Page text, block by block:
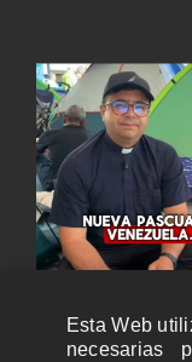
Esta Web
necesarias